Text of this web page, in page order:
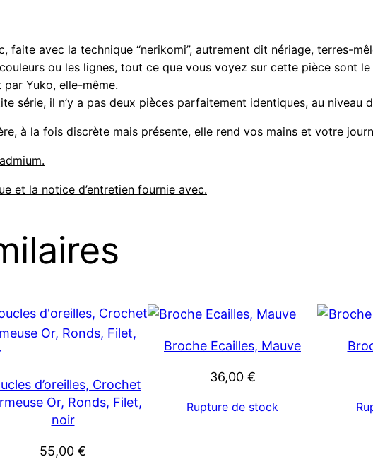
faite avec la technique “nerikomi”, autrement dit nériage, terres-
ou les lignes, tout ce que vous voyez sur cette pièce sont
Yuko, elle-même.
série, il n’y a pas deux pièces parfaitement identiques, au niveau
à la fois discrète mais présente, elle rend vos mains et votre
et la notice d’entretien fournie avec.
d’oreilles, Crochet
Or, Ronds, Filet,
noir
55,00 €
Broche Ecailles, Mauve
36,00 €
Rupture de stock